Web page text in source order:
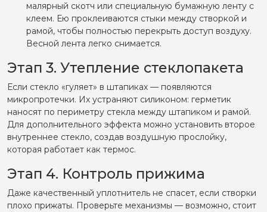
малярный скотч или специальную бумажную ленту с
клеем. Ею проклеиваются стыки между створкой и
рамой, чтобы полностью перекрыть доступ воздуху.
Весной лента легко снимается.
Этап 3. Утепление стеклопакета
Если стекло «гуляет» в штапиках — появляются
микропротечки. Их устраняют силиконом: герметик
наносят по периметру стекла между штапиком и рамой.
Для дополнительного эффекта можно установить второе
внутреннее стекло, создав воздушную прослойку,
которая работает как термос.
Этап 4. Контроль прижима
Даже качественный уплотнитель не спасет, если створки
плохо прижаты. Проверьте механизмы — возможно, стоит